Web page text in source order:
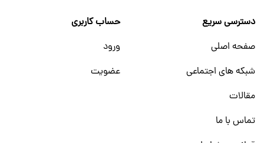
دسترسی سریع
صفحه اصلی
شبکه های اجتماعی
مقالات
تماس با ما
حساب کاربری
ورود
عضویت